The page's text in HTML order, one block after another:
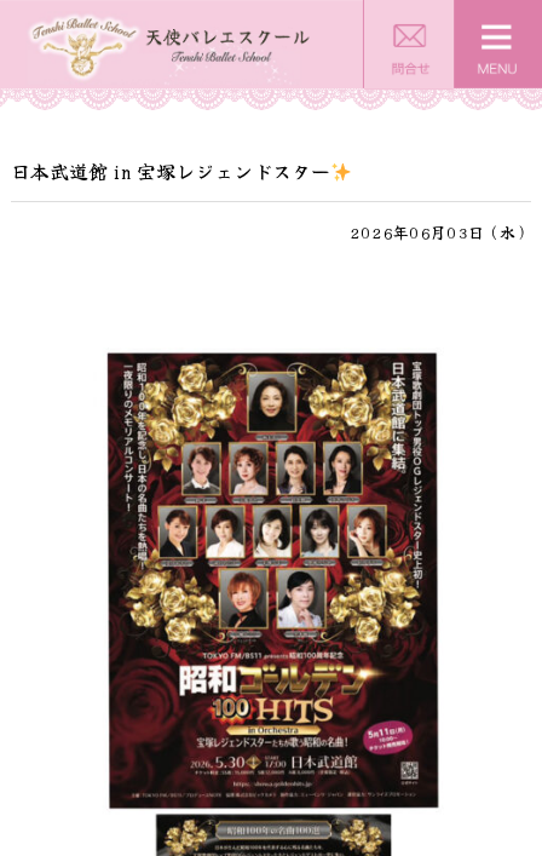
日本武道館 in 宝塚レジェンドスター
2026年06月03日（水）